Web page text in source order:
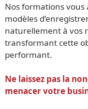
Nos formations
modèles
naturellement à vos
transformant cette
performant.
Ne laissez pas la
menacer votre